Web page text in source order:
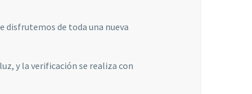
disfrutemos de toda una nueva
y la verificación se realiza con